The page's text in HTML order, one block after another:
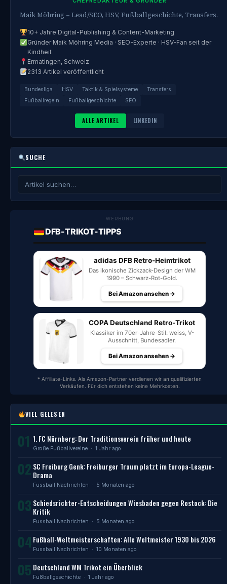
Maik Möhring – Lead/SEO, HSV, Fußballgeschichte, Transfers.
10+ Jahre Digital-Publishing & Content-Marketing
Gründer Maik Möhring Media · SEO-Experte · HSV-Fan seit der
Kindheit
Ermatingen, Schweiz
2313 Artikel veröffentlicht
Bundesliga HSV Taktik & Spielsysteme
Transfers
Fußballregeln
Fußballgeschichte SEO
ALLE ARTIKEL LINKEDIN
SUCHE
WERBUNG
DFB-TRIKOT-TIPPS
adidas DFB Retro-Heimtrikot
Das ikonische Zickzack-Design der WM
1990 – Schwarz-Rot-Gold.
Bei Amazon ansehen →
COPA Deutschland Retro-Trikot
Klassiker im 70er-Jahre-Stil: weiss, V-
Ausschnitt, Bundesadler.
Bei Amazon ansehen →
* Affiliate-Links. Als Amazon-Partner verdienen wir an qualifizierten
Verkäufen. Für dich entstehen keine Mehrkosten.
VIEL GELESEN
01 1. FC Nürnberg: Der Traditionsverein früher und heute
Große Fußballvereine · 1 Jahr ago
02 SC Freiburg Genk: Freiburger Traum platzt im Europa-League-
Drama
Fussball Nachrichten · 5 Monaten ago
03 Schiedsrichter-Entscheidungen Wiesbaden gegen Rostock: Die
Kritik
Fussball Nachrichten · 5 Monaten ago
04 Fußball-Weltmeisterschaften: Alle Weltmeister 1930 bis 2026
Fussball Nachrichten · 10 Monaten ago
05 Deutschland WM Trikot ein Überblick
Fußballgeschichte · 1 Jahr ago